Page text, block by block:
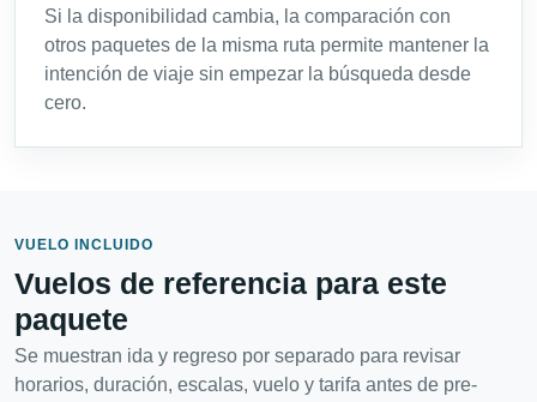
Si la disponibilidad cambia, la comparación con
otros paquetes de la misma ruta permite mantener la
intención de viaje sin empezar la búsqueda desde
cero.
VUELO INCLUIDO
Vuelos de referencia para este
paquete
Se muestran ida y regreso por separado para revisar
horarios, duración, escalas, vuelo y tarifa antes de pre-